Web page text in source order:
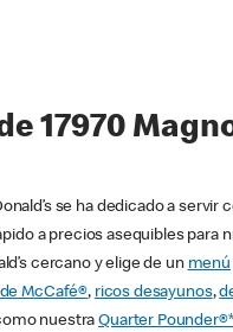
17970
se ha dedicado a servir
a precios asequibles para
cercano y elige de un menú
McCafé®, ricos desayunos,
nuestraQuarter